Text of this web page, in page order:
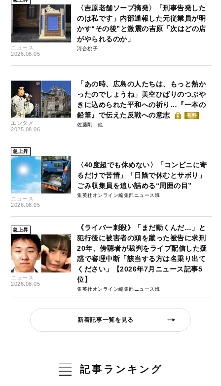
ニュース
2026.08.05
〈吉原老舗ソープ摘発〉「刑事告発した
のは私です」内部通報した元従業員が明
かす“その後”と激震の吉原「次はどの店
がやられるのか」
河合桃子
エンタメ
2025.08.06
「あの時、広島の人たちは、もっと熱か
ったのでしょうね」美空ひばりのつぶや
きに込められた平和への祈り…『一本の
鉛筆』で伝えた反戦への意志
有料
佐藤剛
急上昇
ニュース
2026.08.05
〈40度超でも休めない〉「コンビニに寄
るだけで苦情」「日陰で休むとサボり」
ごみ収集員を追い詰める“周囲の目”
集英社オンライン編集部ニュース班
急上昇
ニュース
2026.08.05
《ライバー刺殺》「まだ動くんだ…」と
犯行後に被害者の頭を蹴った被告に求刑
20年、傍聴者が裁判をライブ配信した疑
惑で審理中断「該当する方は名乗り出て
ください」【2026年7月ニュース記事5
位】
集英社オンライン編集部ニュース班
新着記事一覧を見る
記事ランキング